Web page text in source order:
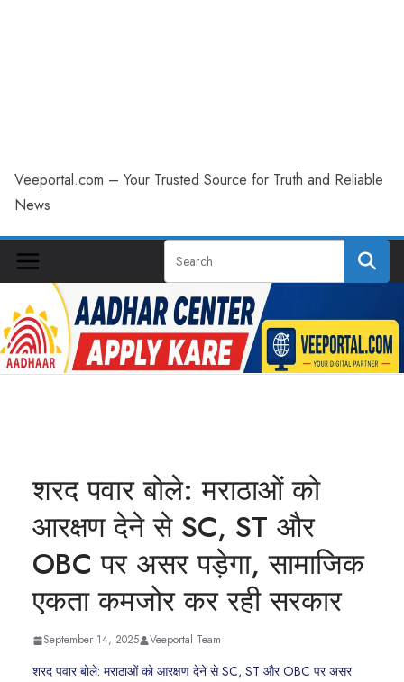
Veeportal.com – Your Trusted Source for Truth and Reliable
News
शरद पवार बोले: मराठाओं को
आरक्षण देने से SC, ST और
OBC पर असर पड़ेगा, सामाजिक
एकता कमजोर कर रही सरकार
September 14, 2025 Veeportal Team
शरद पवार बोले: मराठाओं को आरक्षण देने से SC, ST और OBC पर असर